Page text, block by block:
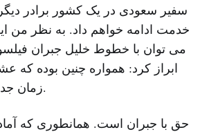
سفیر سعودی در یک کشور برادر
خدمت ادامه خواهم داد. به نظر من
می توان با خطوط خلیل جبران
ابراز کرد: همواره چنین بوده که
زمان جدایی درک نمی کند.
حق با جبران است. همانطوری که